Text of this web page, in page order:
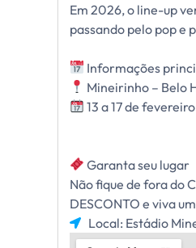
Em 2026, o line-up
passando pelo pop e
Informações
Mineirinho – Belo
13 a 17 de
Garanta seu lugar
Não fique de fora do
DESCONTO e viva
Local: Estádio